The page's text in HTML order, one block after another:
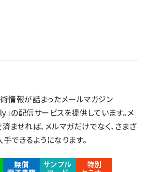
情報が詰まったメールマガジン
の配信サービスを提供しています。メ
ませれば、メルマガだけでなく、さまざ
できるようになります。